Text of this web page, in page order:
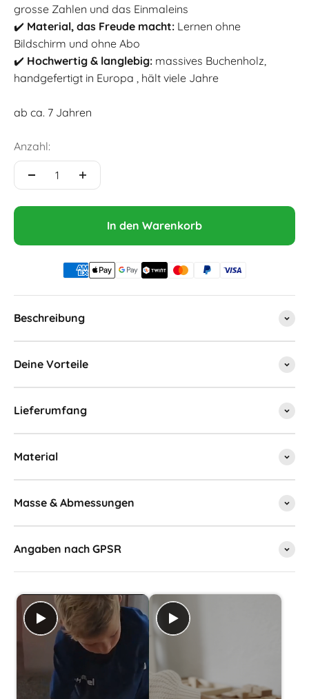
grosse Zahlen und das Einmaleins
✔️ Material, das Freude macht: Lernen ohne
Bildschirm und ohne Abo
✔️ Hochwertig & langlebig: massives Buchenholz,
handgefertigt in Europa , hält viele Jahre
ab ca. 7 Jahren
Anzahl:
In den Warenkorb
Beschreibung
Deine Vorteile
Lieferumfang
Material
Masse & Abmessungen
Angaben nach GPSR